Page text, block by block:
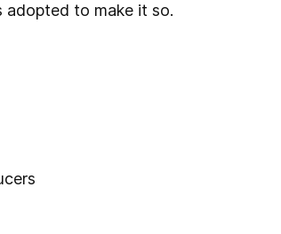
to make it so.